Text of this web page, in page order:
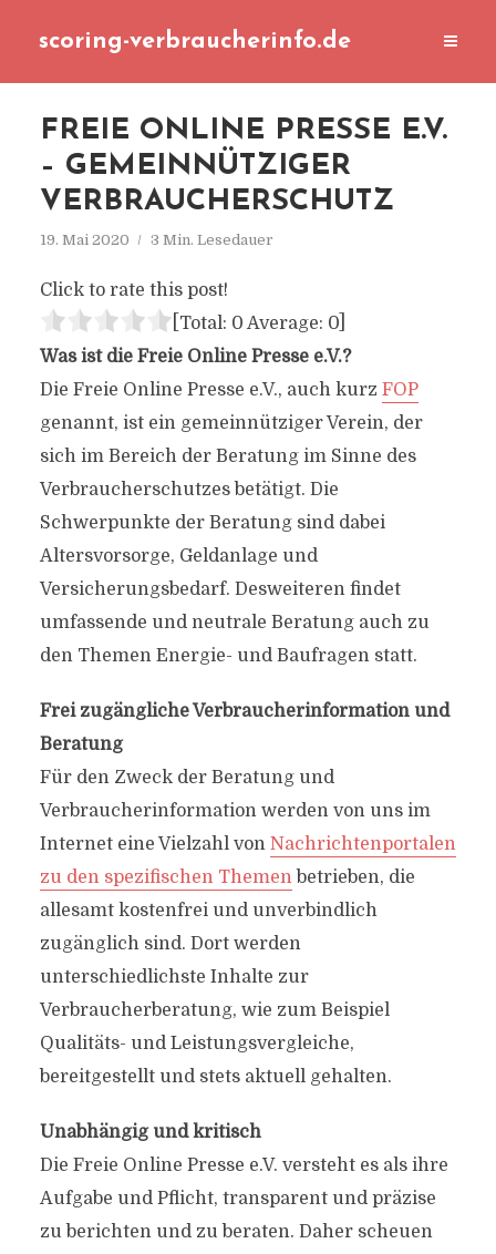
scoring-verbraucherinfo.de
FREIE ONLINE PRESSE E.V.
– GEMEINNÜTZIGER
VERBRAUCHERSCHUTZ
19. Mai 2020 3 Min. Lesedauer
Click to rate this post!
[Total: 0 Average: 0]
Was ist die Freie Online Presse e.V.?
Die Freie Online Presse e.V., auch kurz FOP
genannt, ist ein gemeinnütziger Verein, der
sich im Bereich der Beratung im Sinne des
Verbraucherschutzes betätigt. Die
Schwerpunkte der Beratung sind dabei
Altersvorsorge, Geldanlage und
Versicherungsbedarf. Desweiteren findet
umfassende und neutrale Beratung auch zu
den Themen Energie- und Baufragen statt.
Frei zugängliche Verbraucherinformation und
Beratung
Für den Zweck der Beratung und
Verbraucherinformation werden von uns im
Internet eine Vielzahl von Nachrichtenportalen
zu den spezifischen Themenbetrieben, die
allesamt kostenfrei und unverbindlich
zugänglich sind. Dort werden
unterschiedlichste Inhalte zur
Verbraucherberatung, wie zum Beispiel
Qualitäts- und Leistungsvergleiche,
bereitgestellt und stets aktuell gehalten.
Unabhängig und kritisch
Die Freie Online Presse e.V. versteht es als ihre
Aufgabe und Pflicht, transparent und präzise
zu berichten und zu beraten. Daher scheuen